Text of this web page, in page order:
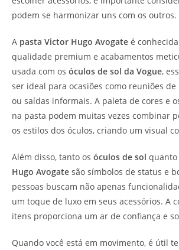
podem se harmonizar uns com os outros.
A pasta Victor Hugo Avogate é
qualidade premium e acabamentos
usada com os óculos de sol da Vogue,
ser ideal para ocasiões como reuniões de
ou saídas informais. A paleta de cores e
na pasta podem muitas vezes combinar
os estilos dos óculos, criando um visual
Além disso, tanto os óculos de sol quanto
Hugo Avogate são símbolos de status e
pessoas buscam não apenas
um toque de luxo em seus acessórios. A
itens proporciona um ar de confiança e
Quando você está em movimento, é útil